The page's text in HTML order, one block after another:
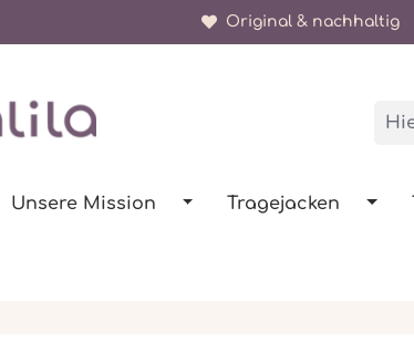
springen Original & nachhaltig
Unsere Mission Tragejacken